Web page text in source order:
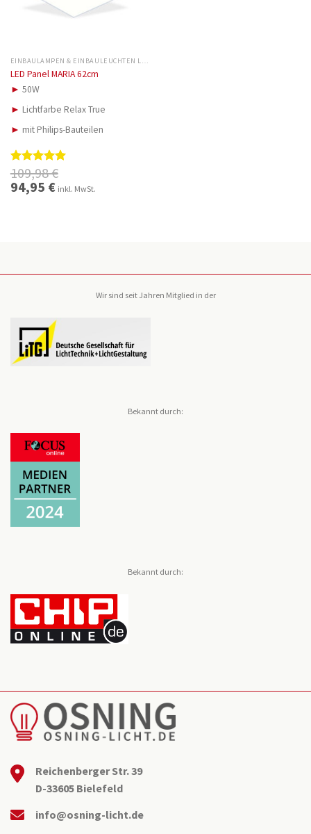
EINBAULAMPEN & EINBAULEUCHTEN LED
LED Panel MARIA 62cm
► 50W
► Lichtfarbe Relax True
► mit Philips-Bauteilen
Bewertet
mit 5.00
von 5
109,98€
Ursprünglicher
Preis
94,95 €Aktueller
Preis
inkl. MwSt.
Wir sind seit Jahren Mitglied in der
Bekannt durch:
Bekannt durch:
Reichenberger Str. 39
D-33605 Bielefeld
info@osning-licht.de